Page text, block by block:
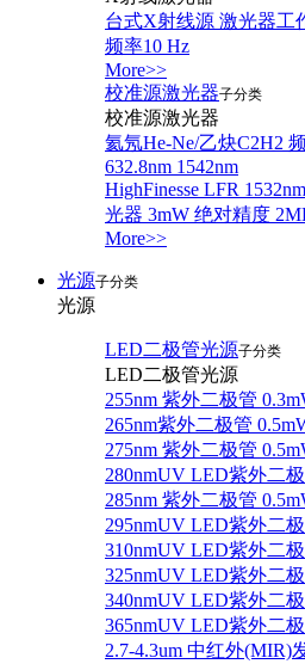
台式X射线源 激光器工
频率10 Hz
More>>
校准源激光器子分类
校准源激光器
氦氖He-Ne/乙炔C2H2
632.8nm 1542nm
HighFinesse LFR
光器 3mW 绝对精度
More>>
光源子分类
光源
LED二极管光源子分类
LED二极管光源
255nm 紫外二极管
265nm紫外二极管
275nm 紫外二极管
280nmUV LED紫外二
285nm 紫外二极管
295nmUV LED紫外二
310nmUV LED紫外二
325nmUV LED紫外二
340nmUV LED紫外二
365nmUV LED紫外二
2.7-4.3um 中红外(MIR)